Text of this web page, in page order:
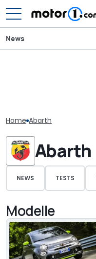
News
Home Abarth
Abarth
NEWS TESTS
Modelle